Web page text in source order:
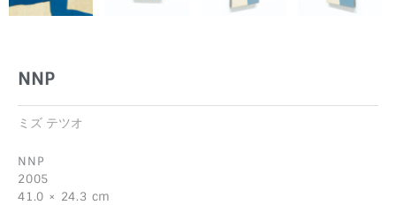
NNP
ミズ テツオ
NNP
2005
41.0 × 24.3 cm